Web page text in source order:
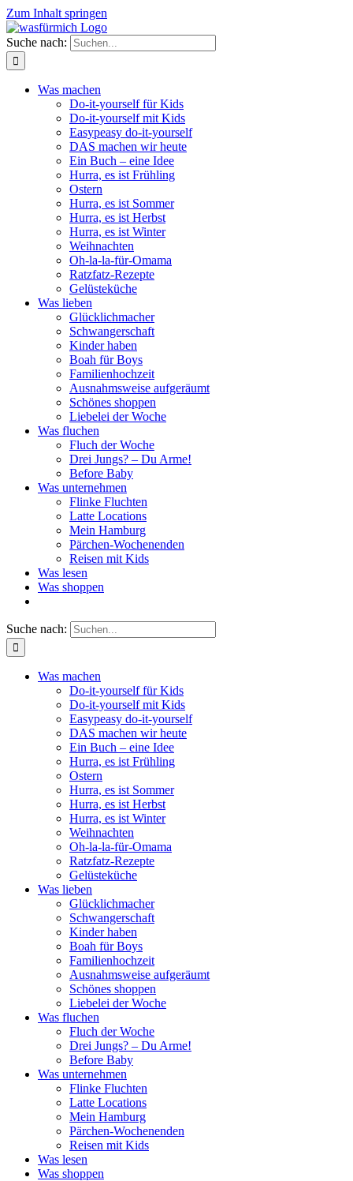
Zum Inhalt springen
Suche nach:
Was machen
Do-it-yourself für Kids
Do-it-yourself mit Kids
Easypeasy do-it-yourself
DAS machen wir heute
Ein Buch – eine Idee
Hurra, es ist Frühling
Ostern
Hurra, es ist Sommer
Hurra, es ist Herbst
Hurra, es ist Winter
Weihnachten
Oh-la-la-für-Omama
Ratzfatz-Rezepte
Gelüsteküche
Was lieben
Glücklichmacher
Schwangerschaft
Kinder haben
Boah für Boys
Familienhochzeit
Ausnahmsweise aufgeräumt
Schönes shoppen
Liebelei der Woche
Was fluchen
Fluch der Woche
Drei Jungs? – Du Arme!
Before Baby
Was unternehmen
Flinke Fluchten
Latte Locations
Mein Hamburg
Pärchen-Wochenenden
Reisen mit Kids
Was lesen
Was shoppen
Suche nach:
Was machen
Do-it-yourself für Kids
Do-it-yourself mit Kids
Easypeasy do-it-yourself
DAS machen wir heute
Ein Buch – eine Idee
Hurra, es ist Frühling
Ostern
Hurra, es ist Sommer
Hurra, es ist Herbst
Hurra, es ist Winter
Weihnachten
Oh-la-la-für-Omama
Ratzfatz-Rezepte
Gelüsteküche
Was lieben
Glücklichmacher
Schwangerschaft
Kinder haben
Boah für Boys
Familienhochzeit
Ausnahmsweise aufgeräumt
Schönes shoppen
Liebelei der Woche
Was fluchen
Fluch der Woche
Drei Jungs? – Du Arme!
Before Baby
Was unternehmen
Flinke Fluchten
Latte Locations
Mein Hamburg
Pärchen-Wochenenden
Reisen mit Kids
Was lesen
Was shoppen